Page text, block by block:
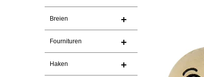
Breien
Fournituren
Haken